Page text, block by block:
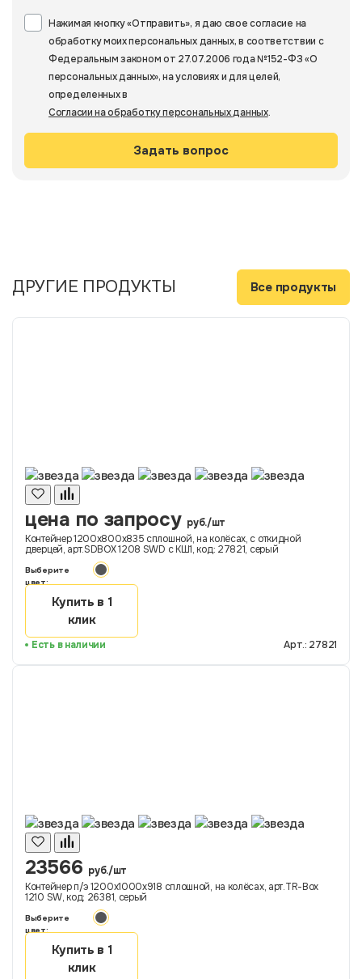
Нажимая кнопку «Отправить», я даю свое согласие на
обработку моих персональных данных, в соответствии с
Федеральным законом от 27.07.2006 года №152-ФЗ «О
персональных данных», на условиях и для целей,
определенных в
Согласии на обработку персональных данных.
ДРУГИЕ ПРОДУКТЫ Все продукты
цена по запросу руб./шт
Контейнер 1200х800х835 сплошной, на колёсах, с откидной
дверцей, арт.SDBOX 1208 SWD с КШ1, код: 27821, серый
Выберите
цвет:
Купить в 1
клик
Есть в наличии Арт.: 27821
23566 руб./шт
Контейнер п/э 1200х1000х918 сплошной, на колёсах, арт.TR-Box
1210 SW, код: 26381, серый
Выберите
цвет:
Купить в 1
клик